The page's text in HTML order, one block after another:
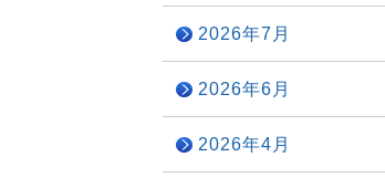
2026年7月
2026年6月
2026年4月